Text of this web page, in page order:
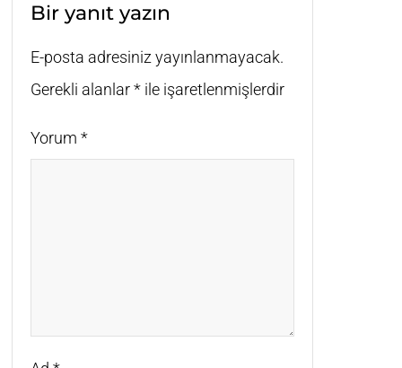
Bir yanıt yazın
E-posta adresiniz yayınlanmayacak.
Gerekli alanlar* ile işaretlenmişlerdir
Yorum *